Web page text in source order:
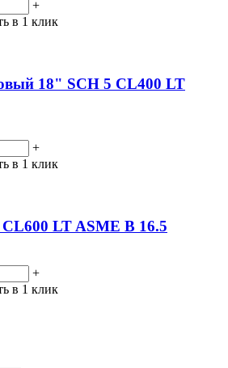
+
в 1 клик
18" SCH 5 CL400 LT
+
в 1 клик
LT ASME B 16.5
+
в 1 клик